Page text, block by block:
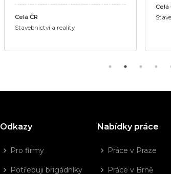
Celá ČR
Stavebnictví a reality
Celá
Odkazy
Pro firmy
Potřebuji brigádníky
Nabídky práce
Práce v Praze
Práce v Brně